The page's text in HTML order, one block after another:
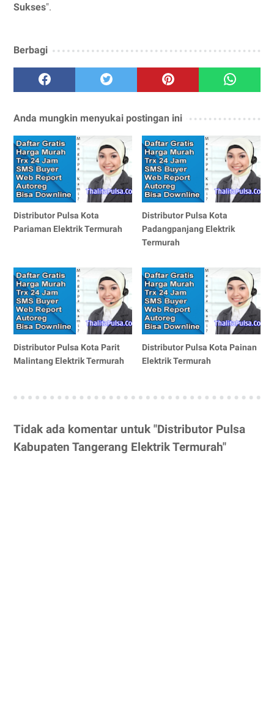
Sukses".
Berbagi
Anda mungkin menyukai postingan ini
Distributor Pulsa Kota
Pariaman Elektrik Termurah
Distributor Pulsa Kota
Padangpanjang Elektrik
Termurah
Distributor Pulsa Kota Parit
Malintang Elektrik Termurah
Distributor Pulsa Kota Painan
Elektrik Termurah
Tidak ada komentar untuk "Distributor Pulsa
Kabupaten Tangerang Elektrik Termurah"